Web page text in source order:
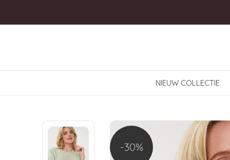
NIEUW COLLECTIE
-30%